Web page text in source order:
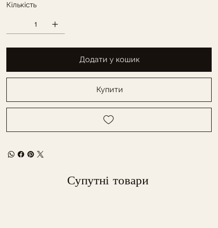
Кількість
Додати у кошик
Купити
Супутні товари